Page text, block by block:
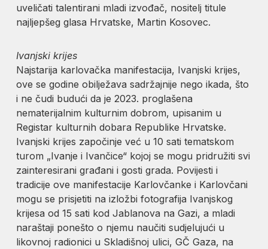
uveličati talentirani mladi izvođač, nositelj titule
najljepšeg glasa Hrvatske, Martin Kosovec.
Ivanjski krijes
Najstarija karlovačka manifestacija, Ivanjski krijes,
ove se godine obilježava sadržajnije nego ikada, što
i ne čudi budući da je 2023. proglašena
nematerijalnim kulturnim dobrom, upisanim u
Registar kulturnih dobara Republike Hrvatske.
Ivanjski krijes započinje već u 10 sati tematskom
turom „Ivanje i Ivančice“ kojoj se mogu pridružiti svi
zainteresirani građani i gosti grada. Povijesti i
tradicije ove manifestacije Karlovčanke i Karlovčani
mogu se prisjetiti na izložbi fotografija Ivanjskog
krijesa od 15 sati kod Jablanova na Gazi, a mladi
naraštaji ponešto o njemu naučiti sudjelujući u
likovnoj radionici u Skladišnoj ulici, GČ Gaza, na